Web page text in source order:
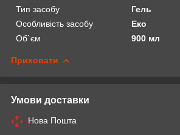
Тип засобу
Гель
Особливість засобу
Еко
Об`єм
900 мл
Приховати
Умови доставки
Нова Пошта